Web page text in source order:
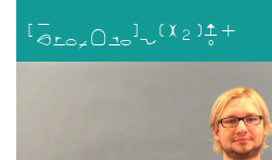
